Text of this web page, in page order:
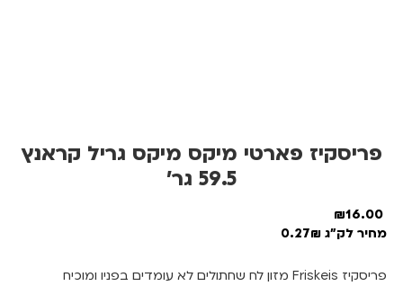
פריסקיז פארטי מיקס מיקס גריל קראנץ
59.5 גר’
16.00
₪
מחיר לק"ג 0.27₪
פריסקיז Friskeis מזון לח שחתולים לא עומדים בפניו ומוכיח